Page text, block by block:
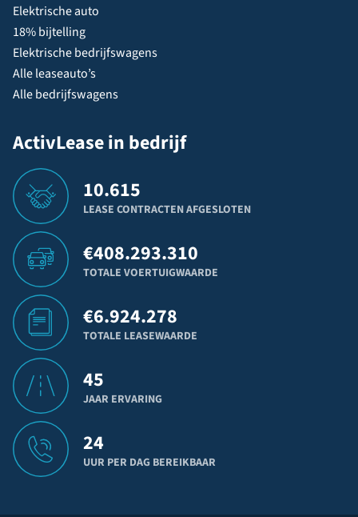
Elektrische auto
18% bijtelling
Elektrische bedrijfswagens
Alle leaseauto’s
Alle bedrijfswagens
ActivLease in bedrijf
10.615
LEASE CONTRACTEN AFGESLOTEN
€408.293.310
TOTALE VOERTUIGWAARDE
€6.924.278
TOTALE LEASEWAARDE
45
JAAR ERVARING
24
UUR PER DAG BEREIKBAAR